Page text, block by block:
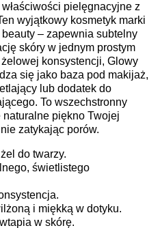
pielęgnacyjne z
wyjątkowy kosmetyk marki
– zapewnia subtelny
skóry w jednym prostym
konsystencji, Glowy
się jako baza pod makijaż,
lub dodatek do
To wszechstronny
naturalne piękno Twojej
zatykając porów.
do twarzy.
świetlistego
i miękką w dotyku.
w skórę.